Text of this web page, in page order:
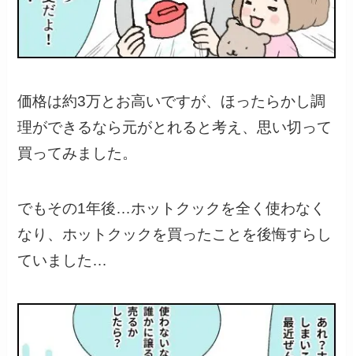
価格は約3万とお高いですが、ほったらかし調
理ができるなら元がとれると考え、思い切って
買ってみました。
でもその1年後…ホットクックを全く使わなく
なり、ホットクックを買ったことを後悔すらし
ていました…